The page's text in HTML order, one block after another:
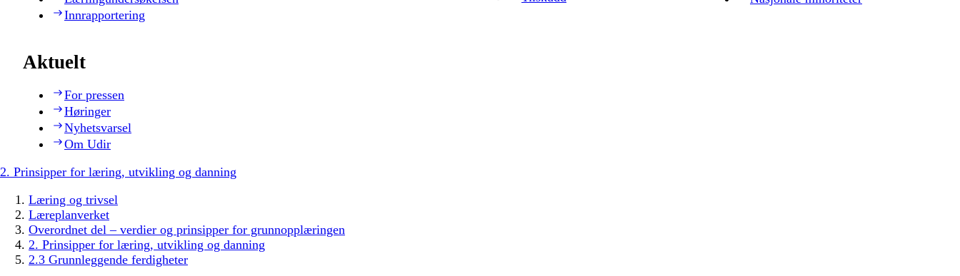
Innrapportering
Aktuelt
For pressen
Høringer
Nyhetsvarsel
Om Udir
2. Prinsipper for læring, utvikling og danning
Læring og trivsel
Læreplanverket
Overordnet del – verdier og prinsipper for grunnopplæringen
2. Prinsipper for læring, utvikling og danning
2.3 Grunnleggende ferdigheter